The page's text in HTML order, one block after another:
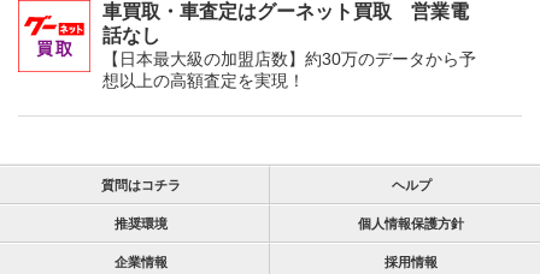
車買取・車査定はグーネット買取 営業電
話なし
【日本最大級の加盟店数】約30万のデータから予
想以上の高額査定を実現！
質問はコチラ ヘルプ
推奨環境 個人情報保護方針
企業情報 採用情報